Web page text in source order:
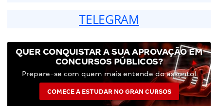
TELEGRAM
QUER CONQUISTAR A SUA APROVAÇÃO EM
CONCURSOS PÚBLICOS?
Prepare-se com quem mais entende do assunto!
COMECE A ESTUDAR NO GRAN CURSOS